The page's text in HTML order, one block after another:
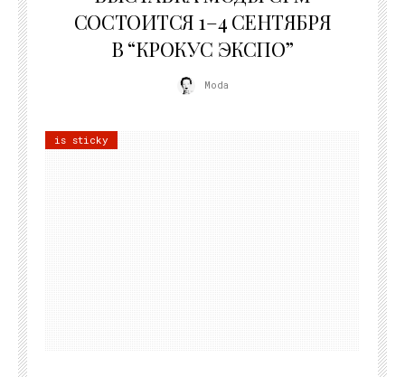
СОСТОИТСЯ 1–4 СЕНТЯБРЯ
В “КРОКУС ЭКСПО”
Moda
is sticky